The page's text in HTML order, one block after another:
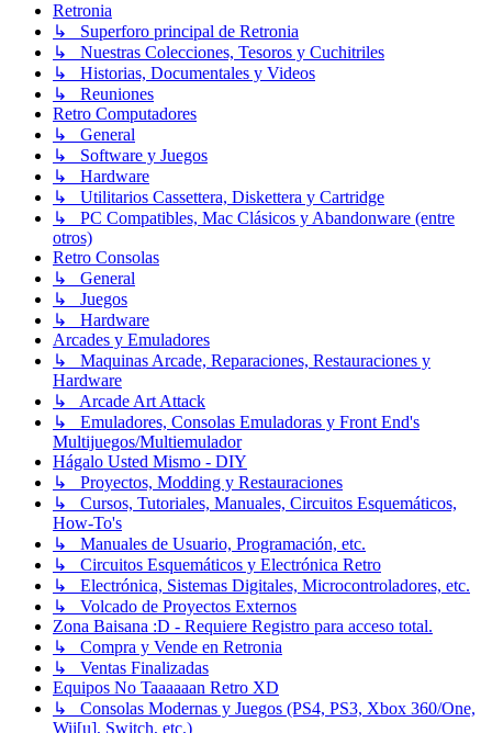
Retronia
↳ Superforo principal de Retronia
↳ Nuestras Colecciones, Tesoros y Cuchitriles
↳ Historias, Documentales y Videos
↳ Reuniones
Retro Computadores
↳ General
↳ Software y Juegos
↳ Hardware
↳ Utilitarios Cassettera, Diskettera y Cartridge
↳ PC Compatibles, Mac Clásicos y Abandonware (entre
otros)
Retro Consolas
↳ General
↳ Juegos
↳ Hardware
Arcades y Emuladores
↳ Maquinas Arcade, Reparaciones, Restauraciones y
Hardware
↳ Arcade Art Attack
↳ Emuladores, Consolas Emuladoras y Front End's
Multijuegos/Multiemulador
Hágalo Usted Mismo - DIY
↳ Proyectos, Modding y Restauraciones
↳ Cursos, Tutoriales, Manuales, Circuitos Esquemáticos,
How-To's
↳ Manuales de Usuario, Programación, etc.
↳ Circuitos Esquemáticos y Electrónica Retro
↳ Electrónica, Sistemas Digitales, Microcontroladores, etc.
↳ Volcado de Proyectos Externos
Zona Baisana :D - Requiere Registro para acceso total.
↳ Compra y Vende en Retronia
↳ Ventas Finalizadas
Equipos No Taaaaaan Retro XD
↳ Consolas Modernas y Juegos (PS4, PS3, Xbox 360/One,
Wii[u], Switch, etc.)